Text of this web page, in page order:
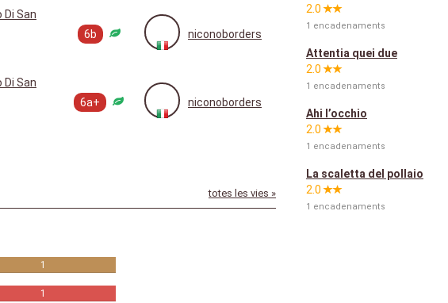
Di San
6b niconoborders
Di San
6a+ niconoborders
totes les vies »
1
1
2.0
1 encadenaments
Attentia quei due
2.0
1 encadenaments
Ahi l’occhio
2.0
1 encadenaments
La scaletta del pollaio
2.0
1 encadenaments